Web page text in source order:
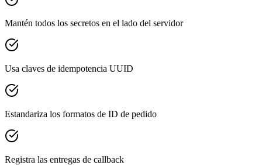
Mantén todos los secretos en el lado del servidor
Usa claves de idempotencia UUID
Estandariza los formatos de ID de pedido
Registra las entregas de callback